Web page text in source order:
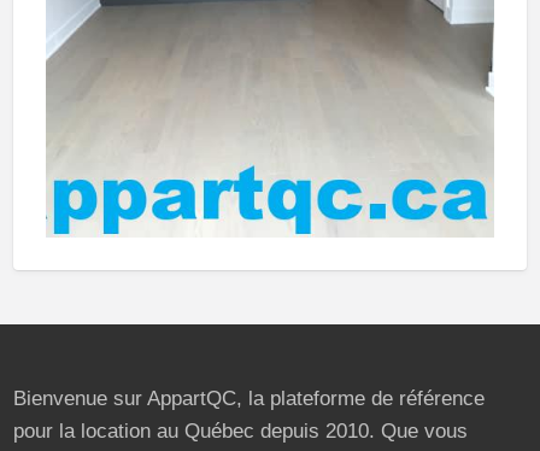
Bienvenue sur AppartQC, la plateforme de référence
pour la location au Québec depuis 2010. Que vous